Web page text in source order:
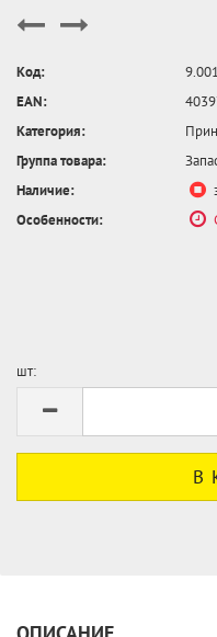
Код:
EAN:
Категория:
Группа товара:
Наличие:
Особенности:
шт: